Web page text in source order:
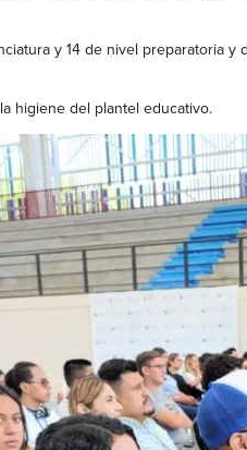
y 14 de nivel preparatoria
higiene del plantel educativo.